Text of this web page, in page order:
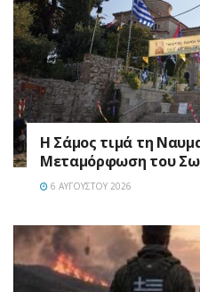
Η Σάμος τιμά τη
Μεταμόρφωση του
6 ΑΥΓΟΎΣΤΟΥ 2026